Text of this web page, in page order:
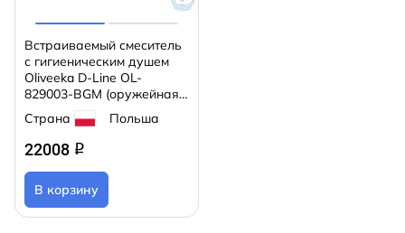
Встраиваемый смеситель
с гигиеническим душем
Oliveeka D-Line OL-
829003-BGM (оружейная
сталь)
Страна Польша
22008 q
В корзину